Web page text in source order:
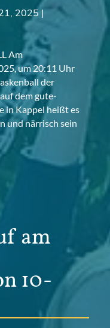
2025 |
Am
um 20:11 Uhr
der
dem gute-
in Kappel heißt es
und närrisch sein
am
10-